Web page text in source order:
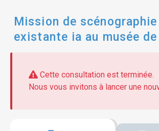
Mission de
existante ia au musée
Cette consultation est terminée.
Nous vous invitons à lancer une